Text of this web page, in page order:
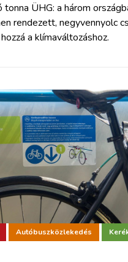
tonna ÜHG: a három
rendezett, negyvennyolc
a klímaváltozáshoz.
Autóbuszközlekedés